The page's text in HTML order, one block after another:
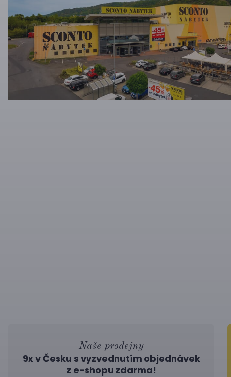
Naše prodejny
9x v Česku s vyzvednutím objednávek
z e-shopu zdarma!